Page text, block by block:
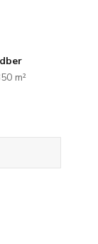
m²